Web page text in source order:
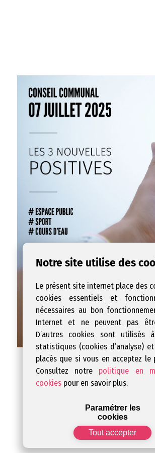
Notre site utilise des
Le présent site internet place des
cookies essentiels et
nécessaires au bon
Internet et ne peuvent pas
D’autres cookies sont utilisés
statistiques (cookies d’analyse)
placés que si vous en acceptez le
Consultez notre politique en
cookiespour en savoir plus.
Paramétrer les
cookies
Tout accepter